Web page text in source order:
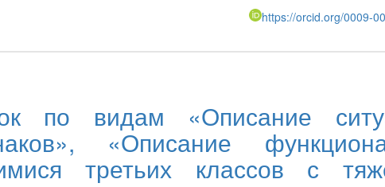
https://orcid.org/0009-
по видам «Описание
«Описание
третьих классов с